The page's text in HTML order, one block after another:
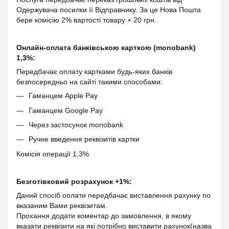
Одержувача посилки її Відправнику. За це Нова Пошта
бере комісію 2% вартості товару + 20 грн.
Онлайн-оплата банківською карткою (monobank)
1,3%:
Передбачає оплату картками будь-яких банків
безпосередньо на сайті такими способами:
Гаманцем Apple Pay
Гаманцем Google Pay
Через застосунок monobank
Ручне введення реквізитів картки
Комісія операції 1,3%
Безготівковий розрахунок +1%:
Даний спосіб оплати передбачає виставлення рахунку по
вказаним Вами реквізитам.
Прохання додати коментар до замовлення, в якому
вказати реквізити на які потрібно виставити рахунок(назва